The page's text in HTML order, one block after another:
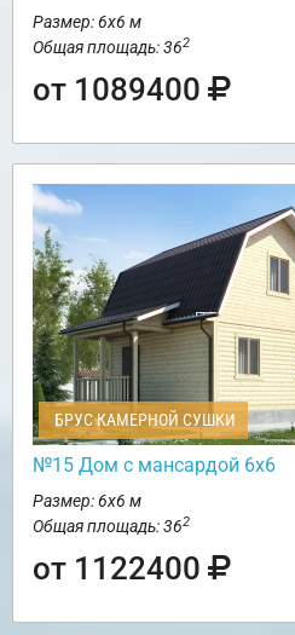
Размер: 6х6 м
Общая площадь: 362
от 1089400
БРУС КАМЕРНОЙ СУШКИ
№15 Дом с мансардой 6х6
Размер: 6х6 м
Общая площадь: 362
от 1122400